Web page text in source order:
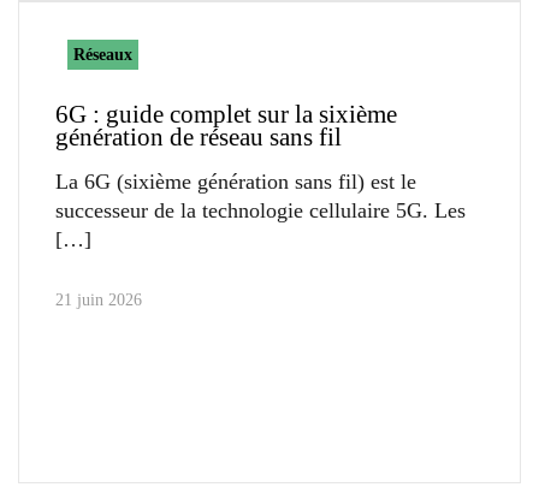
Réseaux
6G : guide complet sur la sixième
génération de réseau sans fil
La 6G (sixième génération sans fil) est le
successeur de la technologie cellulaire 5G. Les
21 juin 2026